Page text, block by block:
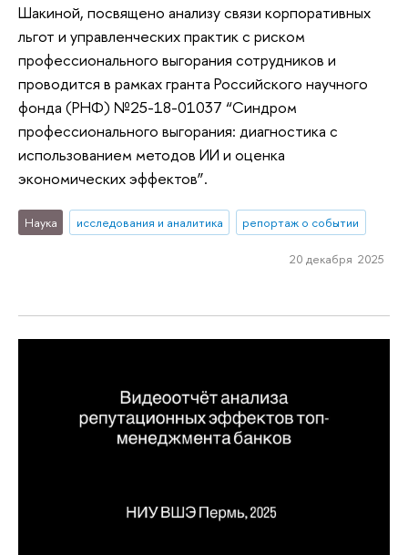
Шакиной, посвящено анализу связи корпоративных
льгот и управленческих практик с риском
профессионального выгорания сотрудников и
проводится в рамках гранта Российского научного
фонда (РНФ) №25-18-01037 “Синдром
профессионального выгорания: диагностика с
использованием методов ИИ и оценка
экономических эффектов”.
Наука исследования и аналитика репортаж о событии
20 декабря 2025